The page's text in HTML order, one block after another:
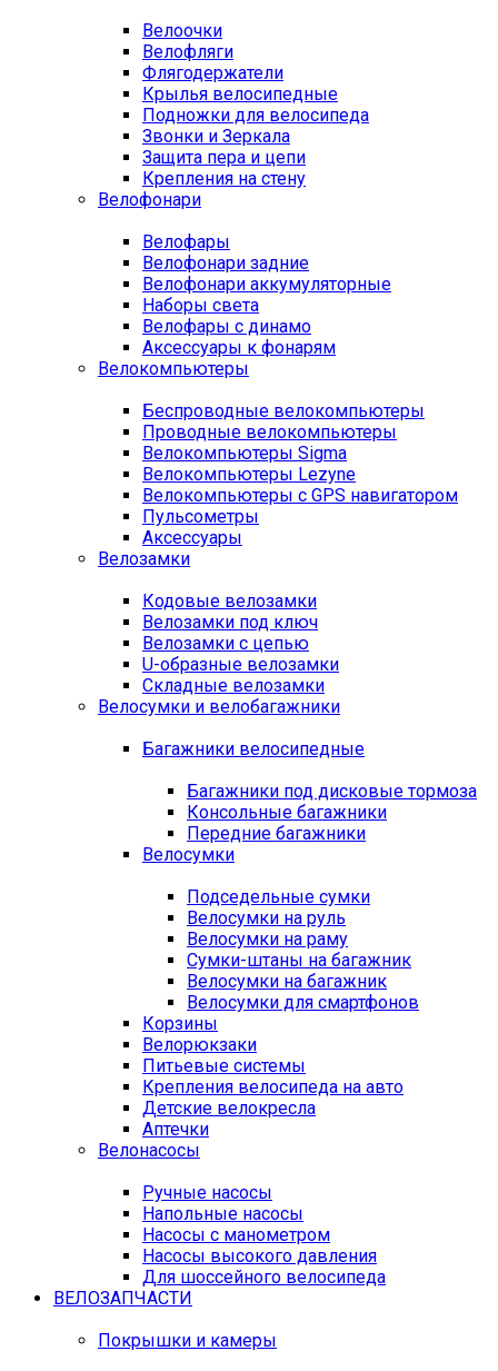
Велоочки
Велофляги
Флягодержатели
Крылья велосипедные
Подножки для велосипеда
Звонки и Зеркала
Защита пера и цепи
Крепления на стену
Велофонари
Велофары
Велофонари задние
Велофонари аккумуляторные
Наборы света
Велофары с динамо
Аксессуары к фонарям
Велокомпьютеры
Беспроводные велокомпьютеры
Проводные велокомпьютеры
Велокомпьютеры Sigma
Велокомпьютеры Lezyne
Велокомпьютеры с GPS навигатором
Пульсометры
Аксессуары
Велозамки
Кодовые велозамки
Велозамки под ключ
Велозамки с цепью
U-образные велозамки
Складные велозамки
Велосумки и велобагажники
Багажники велосипедные
Багажники под дисковые тормоза
Консольные багажники
Передние багажники
Велосумки
Подседельные сумки
Велосумки на руль
Велосумки на раму
Сумки-штаны на багажник
Велосумки на багажник
Велосумки для смартфонов
Корзины
Велорюкзаки
Питьевые системы
Крепления велосипеда на авто
Детские велокресла
Аптечки
Велонасосы
Ручные насосы
Напольные насосы
Насосы с манометром
Насосы высокого давления
Для шоссейного велосипеда
ВЕЛОЗАПЧАСТИ
Покрышки и камеры